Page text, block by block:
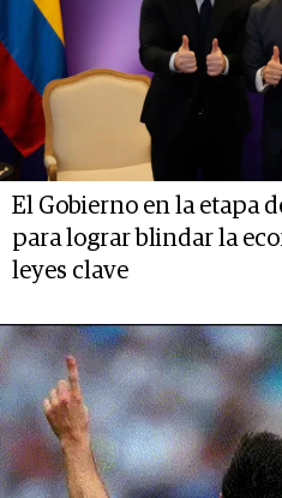
El Gobierno en la etapa
para lograr blindar la
leyes clave